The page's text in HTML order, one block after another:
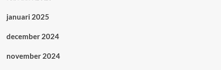
januari 2025
december 2024
november 2024